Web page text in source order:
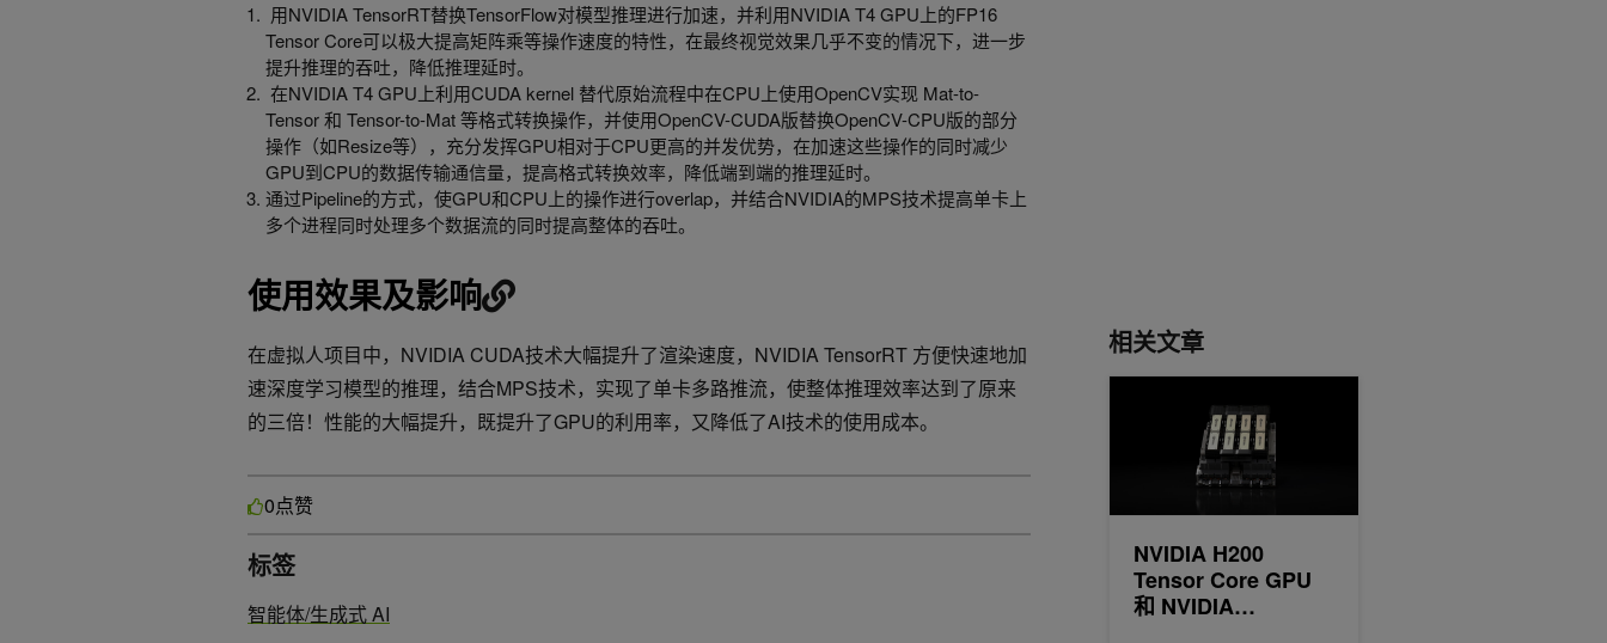
用NVIDIA TensorRT替换TensorFlow对模型推理进行加速，并利用NVIDIA T4 GPU上的FP16
Tensor Core可以极大提高矩阵乘等操作速度的特性，在最终视觉效果几乎不变的情况下，进一步
提升推理的吞吐，降低推理延时。
在NVIDIA T4 GPU上利用CUDA kernel 替代原始流程中在CPU上使用OpenCV实现 Mat-to-
Tensor 和 Tensor-to-Mat 等格式转换操作，并使用OpenCV-CUDA版替换OpenCV-CPU版的部分
操作（如Resize等），充分发挥GPU相对于CPU更高的并发优势，在加速这些操作的同时减少
GPU到CPU的数据传输通信量，提高格式转换效率，降低端到端的推理延时。
通过Pipeline的方式，使GPU和CPU上的操作进行overlap，并结合NVIDIA的MPS技术提高单卡上
多个进程同时处理多个数据流的同时提高整体的吞吐。
使用效果及影响
在虚拟人项目中，NVIDIA CUDA技术大幅提升了渲染速度，NVIDIA TensorRT 方便快速地加
速深度学习模型的推理，结合MPS技术，实现了单卡多路推流，使整体推理效率达到了原来
的三倍！性能的大幅提升，既提升了GPU的利用率，又降低了AI技术的使用成本。
0点赞
标签
智能体/生成式 AI
相关文章
NVIDIA H200
Tensor Core GPU
和 NVIDIA